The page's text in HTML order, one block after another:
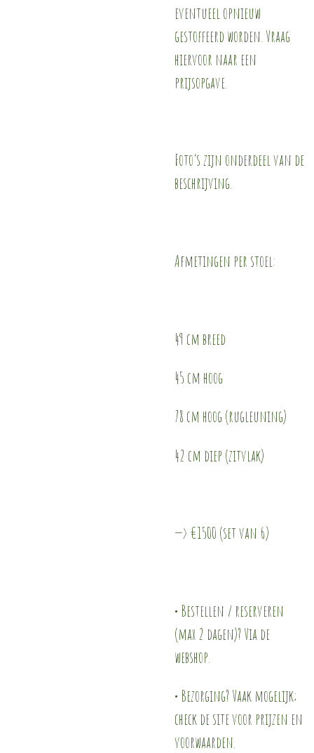
eventueel opnieuw
gestoffeerd worden. Vraag
hiervoor naar een
prijsopgave.
Foto’s zijn onderdeel van de
beschrijving.
Afmetingen per stoel:
49 cm breed
45 cm hoog
78 cm hoog (rugleuning)
42 cm diep (zitvlak)
—> €1500 (set van 6)
• Bestellen / reserveren
(max 2 dagen)? Via de
webshop.
• Bezorging? Vaak mogelijk;
check de site voor prijzen en
voorwaarden.